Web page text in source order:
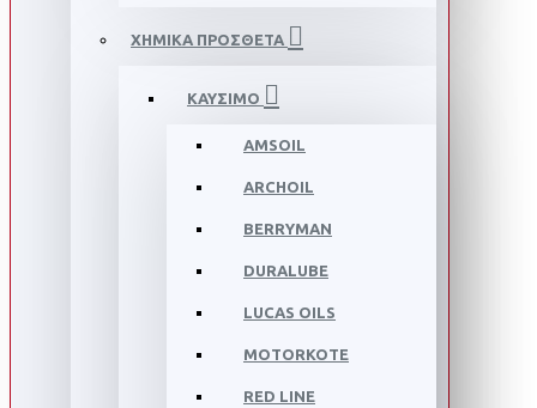
ΧΗΜΙΚΑ ΠΡΟΣΘΕΤΑ
ΚΑΥΣΙΜΟ
AMSOIL
ARCHOIL
BERRYMAN
DURALUBE
LUCAS OILS
MOTORKOTE
RED LINE